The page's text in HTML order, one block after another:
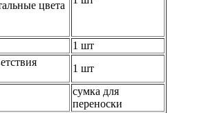
цвета
1 шт
1 шт
сумка для
переноски